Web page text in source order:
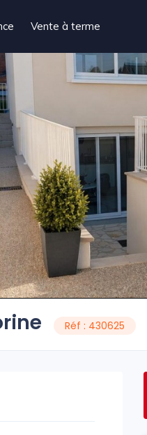
Vente à terme
Réf : 430625